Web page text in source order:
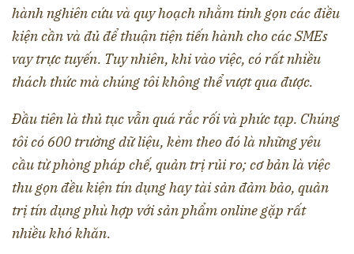
hành nghiên cứu và quy hoạch nhằm tinh gọn các điều
kiện cần và đủ để thuận tiện tiến hành cho các SMEs
vay trực tuyến. Tuy nhiên, khi vào việc, có rất nhiều
thách thức mà chúng tôi không thể vượt qua được.
Đầu tiên là thủ tục vẫn quá rắc rối và phức tạp. Chúng
tôi có 600 trường dữ liệu, kèm theo đó là những yêu
cầu từ phòng pháp chế, quản trị rủi ro; cơ bản là việc
thu gọn đều kiện tín dụng hay tài sản đảm bảo, quản
trị tín dụng phù hợp với sản phẩm online gặp rất
nhiều khó khăn.